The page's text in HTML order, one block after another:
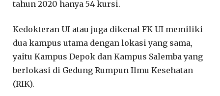
tahun 2020 hanya 54 kursi.
Kedokteran UI atau juga dikenal FK UI memiliki
dua kampus utama dengan lokasi yang sama,
yaitu Kampus Depok dan Kampus Salemba yang
berlokasi di Gedung Rumpun Ilmu Kesehatan
(RIK).